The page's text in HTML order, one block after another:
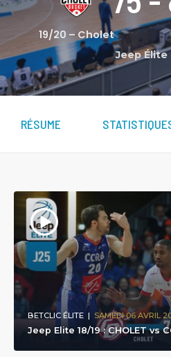
19/20 – Cholet
Jeep Élite
RÉSUME
BETCLIC ÉLITE | SAMEDI 06 AVRIL
Jeep Elite 18/19 : CHOLET vs